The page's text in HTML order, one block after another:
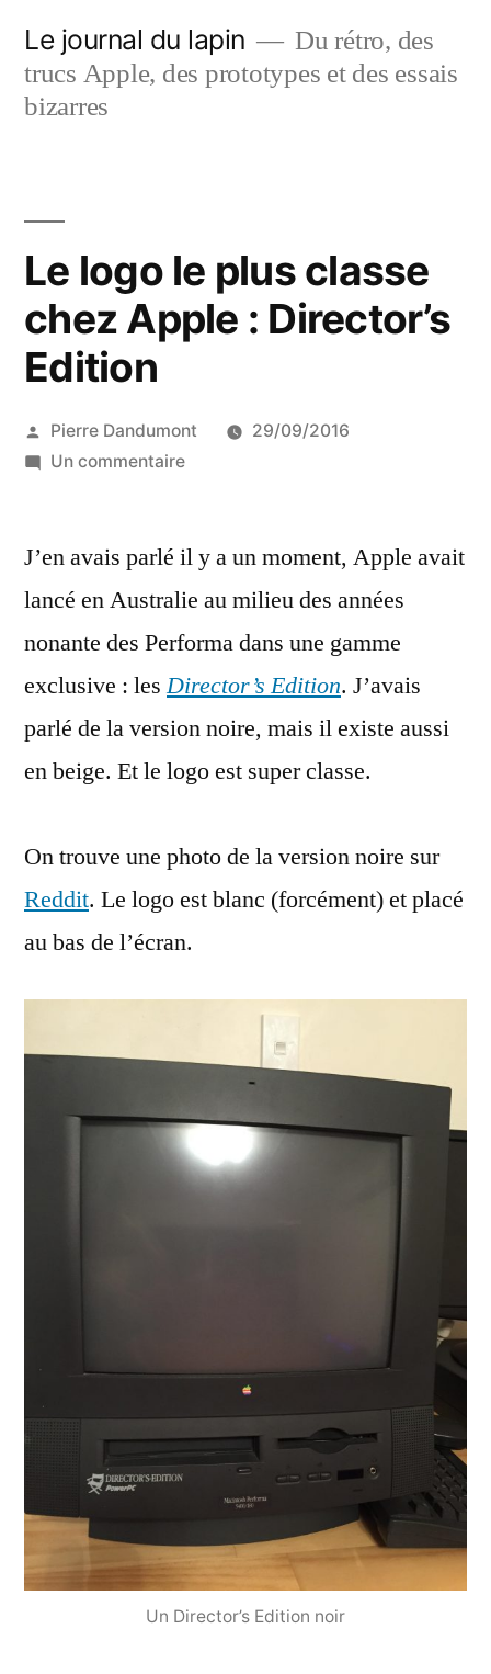
contenu
Le journal du lapin
Du rétro, des
trucs Apple, des prototypes et des essais
bizarres
Le logo le plus classe
chez Apple : Director’s
Edition
Publié
par
Pierre Dandumont
29/09/2016
Un commentairesur
le
classe
chez
Apple
Director’s
Edition
J’en avais parlé il y a un moment, Apple avait
lancé en Australie au milieu des années
nonante des Performa dans une gamme
exclusive : lesDirector’s Edition. J’avais
parlé de la version noire, mais il existe aussi
en beige. Et le logo est super classe.
On trouve une photo de la version noire sur
Reddit. Le logo est blanc (forcément) et placé
au bas de l’écran.
Un Director’s Edition noir